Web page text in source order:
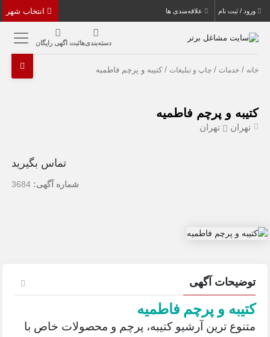
ورود / ثبت نام علاقه‌مندی ها
دسته‌بندی‌هاثبت اگهی رایگان
خانه /خدمات /چاپ و تبلیغات / کتیبه و پرچم فاطمیه
کتیبه و پرچم فاطمیه
تهران تهران
تماس بگیرید
شماره آگهی: 3684
توضیحات آگهی
کتیبه و پرچم فاطمیه
متنوع ترین آرشیو کتیبه، پرچم و محصولات خاص با